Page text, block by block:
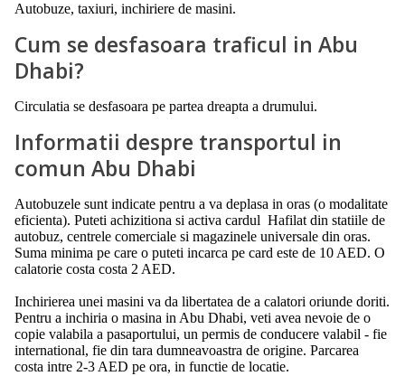
Autobuze, taxiuri, inchiriere de masini.
Cum se desfasoara traficul in Abu
Dhabi?
Circulatia se desfasoara pe partea dreapta a drumului.
Informatii despre transportul in
comun Abu Dhabi
Autobuzele sunt indicate pentru a va deplasa in oras (o modalitate
eficienta). Puteti achizitiona si activa cardul Hafilat din statiile de
autobuz, centrele comerciale si magazinele universale din oras.
Suma minima pe care o puteti incarca pe card este de 10 AED. O
calatorie costa costa 2 AED.
Inchirierea unei masini va da libertatea de a calatori oriunde doriti.
Pentru a inchiria o masina in Abu Dhabi, veti avea nevoie de o
copie valabila a pasaportului, un permis de conducere valabil - fie
international, fie din tara dumneavoastra de origine. Parcarea
costa intre 2-3 AED pe ora, in functie de locatie.